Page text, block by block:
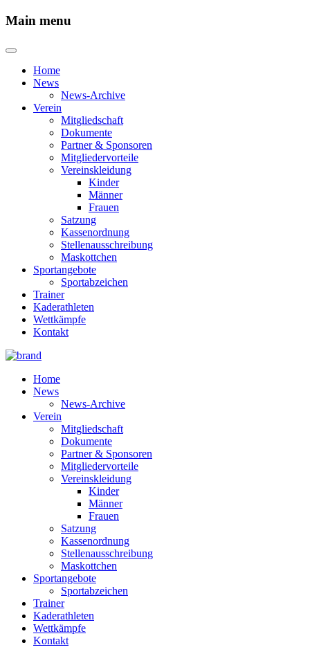
Main menu
Home
News
News-Archive
Verein
Mitgliedschaft
Dokumente
Partner & Sponsoren
Mitgliedervorteile
Vereinskleidung
Kinder
Männer
Frauen
Satzung
Kassenordnung
Stellenausschreibung
Maskottchen
Sportangebote
Sportabzeichen
Trainer
Kaderathleten
Wettkämpfe
Kontakt
Home
News
News-Archive
Verein
Mitgliedschaft
Dokumente
Partner & Sponsoren
Mitgliedervorteile
Vereinskleidung
Kinder
Männer
Frauen
Satzung
Kassenordnung
Stellenausschreibung
Maskottchen
Sportangebote
Sportabzeichen
Trainer
Kaderathleten
Wettkämpfe
Kontakt